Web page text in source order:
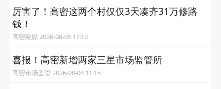
厉害了！高密这两个村仅仅3天凑齐31万修路
钱！
高密融媒 2026-08-05 17:13
喜报！高密新增两家三星市场监管所
高密市场监管 2026-08-04 11:15